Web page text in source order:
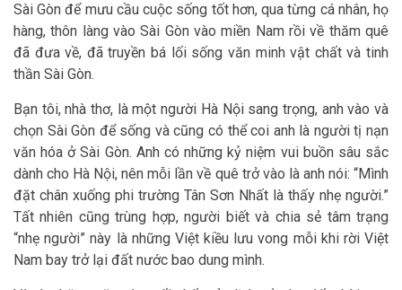
Sài Gòn để mưu cầu cuộc sống tốt hơn, qua từng cá nhân, họ
hàng, thôn làng vào Sài Gòn vào miền Nam rồi về thăm quê
đã đưa về, đã truyền bá lối sống văn minh vật chất và tinh
thần Sài Gòn.
Bạn tôi, nhà thơ, là một người Hà Nội sang trọng, anh vào và
chọn Sài Gòn để sống và cũng có thể coi anh là người tị nạn
văn hóa ở Sài Gòn. Anh có những kỷ niệm vui buồn sâu sắc
dành cho Hà Nội, nên mỗi lần về quê trở vào là anh nói: “Mình
đặt chân xuống phi trường Tân Sơn Nhất là thấy nhẹ người.”
Tất nhiên cũng trùng hợp, người biết và chia sẻ tâm trạng
“nhẹ người” này là những Việt kiều lưu vong mỗi khi rời Việt
Nam bay trở lại đất nước bao dung mình.